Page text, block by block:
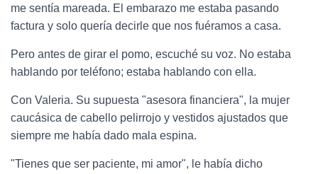
me sentía mareada. El embarazo me estaba pasando
factura y solo quería decirle que nos fuéramos a casa.
Pero antes de girar el pomo, escuché su voz. No estaba
hablando por teléfono; estaba hablando con ella.
Con Valeria. Su supuesta "asesora financiera", la mujer
caucásica de cabello pelirrojo y vestidos ajustados que
siempre me había dado mala espina.
"Tienes que ser paciente, mi amor", le había dicho